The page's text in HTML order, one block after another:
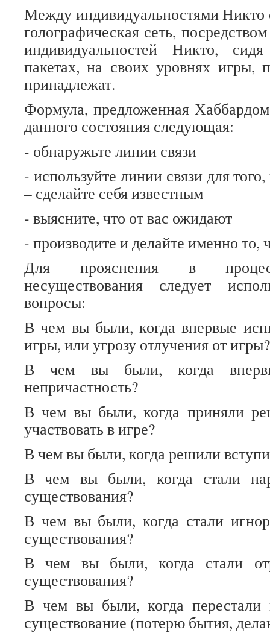
Между индивидуальностями Никто
голографическая сеть,
индивидуальностей Никто,
пакетах, на своих уровнях игры,
принадлежат.
Формула, предложенная
данного состояния следующая:
- обнаружьте линии связи
- используйте линии связи для
– сделайте себя известным
- выясните, что от вас ожидают
- производите и делайте именно то,
Для прояснения в
несуществования следует
вопросы:
В чем вы были, когда впервые
игры, или угрозу отлучения от игры?
В чем вы были, когда
непричастность?
В чем вы были, когда приняли
участвовать в игре?
В чем вы были, когда решили
В чем вы были, когда стали
существования?
В чем вы были, когда стали
существования?
В чем вы были, когда стали
существования?
В чем вы были, когда перестали
существование (потерю бытия,